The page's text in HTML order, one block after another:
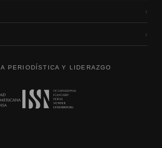
›
›
PERIODÍSTICA Y LIDERAZGO